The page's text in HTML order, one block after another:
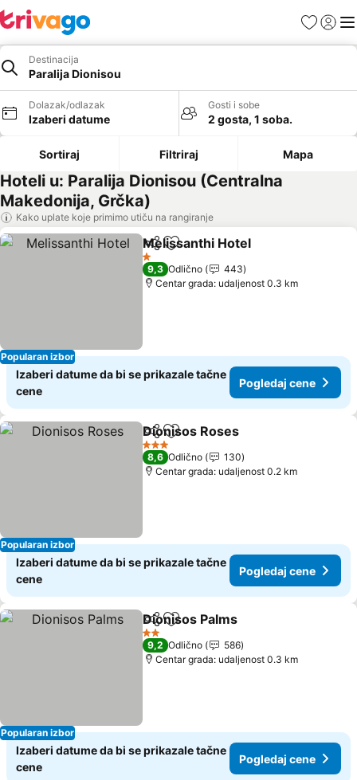
FavoritiPrijavi
Destinacija
Paralija Dionisou
Dolazak/odlazak
Izaberi datume
Gosti i sobe
2 gosta, 1 soba.
Sortiraj Filtriraj Mapa
Hoteli u: Paralija Dionisou (Centralna
Makedonija, Grčka)
Kako uplate koje primimo utiču na rangiranje
Popularan izbor
Deli Dodati u favorite
Melissanthi Hotel
1 Zvezdice
9,3 Odlično
443
Centar grada: udaljenost 0.3 km
Izaberi datume da bi se prikazale tačne
cene
Pogledaj cene
Popularan izbor
Deli Dodati u favorite
Dionisos Roses
3 Zvezdice
8,6 Odlično
130
Centar grada: udaljenost 0.2 km
Izaberi datume da bi se prikazale tačne
cene
Pogledaj cene
Popularan izbor
Deli Dodati u favorite
Dionisos Palms
2 Zvezdice
9,2 Odlično
586
Centar grada: udaljenost 0.3 km
Izaberi datume da bi se prikazale tačne
cene
Pogledaj cene